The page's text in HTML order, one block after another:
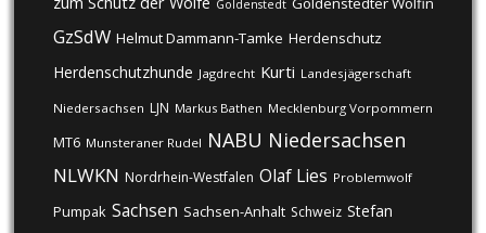
Goldenstedt
GzSdW Helmut Dammann-Tamke Herdenschutz
Herdenschutzhunde Jagdrecht Kurti Landesjägerschaft
Niedersachsen LJN Markus Bathen Mecklenburg Vorpommern
MT6 Munsteraner Rudel NABU Niedersachsen
NLWKN Nordrhein-Westfalen Olaf Lies Problemwolf
Pumpak Sachsen Sachsen-Anhalt Schweiz Stefan